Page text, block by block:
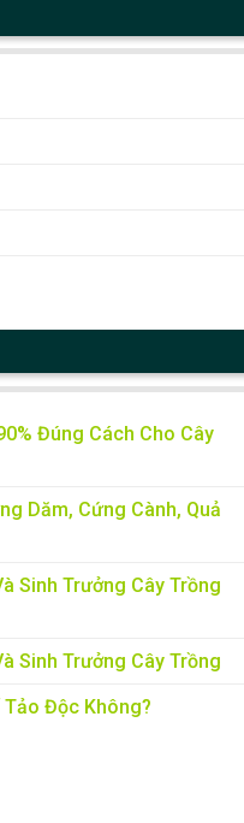
Đúng Cách Cho Cây
Dăm, Cứng Cành, Quả
Sinh Trưởng Cây Trồng
Sinh Trưởng Cây Trồng
Tảo Độc Không?